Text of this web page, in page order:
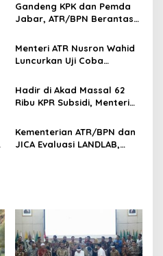
Gandeng KPK dan Pemda
Jabar, ATR/BPN Berantas
Lahan
Menteri ATR Nusron Wahid
Luncurkan Uji Coba
Hari Mulai 17 Agustus
Hadir di Akad Massal 62
Ribu KPR Subsidi, Menteri
Beri Kepastian Hukum
Kementerian ATR/BPN dan
JICA Evaluasi LANDLAB,